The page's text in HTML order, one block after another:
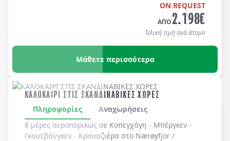
ON REQUEST
ΑΠΟ2.198€
Τελική τιμή ανά άτομο
Μάθετε περισσότερα
ΚΑΛΟΚΑΙΡΙ ΣΤΙΣ ΣΚΑΝΔΙΝΑΒΙΚΕΣ ΧΩΡΕΣ
Πληροφορίες
Αναχωρήσεις
8 μέρες αεροπορικώς σε Κοπεγχάγη - Μπέργκεν -
Γκουτβάνγκεν - Κρουαζιέρα στο Nærøyfjor /